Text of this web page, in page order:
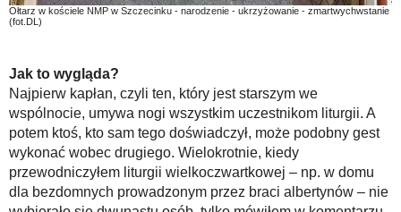
Ołtarz w kościele NMP w Szczecinku - narodzenie - ukrzyżowanie - zmartwychwstanie
(fot.DL)
Jak to wygląda?
Najpierw kapłan, czyli ten, który jest starszym we
wspólnocie, umywa nogi wszystkim uczestnikom liturgii. A
potem ktoś, kto sam tego doświadczył, może podobny gest
wykonać wobec drugiego. Wielokrotnie, kiedy
przewodniczyłem liturgii wielkoczwartkowej – np. w domu
dla bezdomnych prowadzonym przez braci albertynów – nie